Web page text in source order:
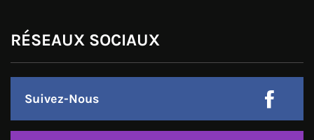
RÉSEAUX SOCIAUX
Suivez-Nous